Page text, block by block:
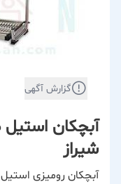
گزارش آگهی
آبچکان
شیراز